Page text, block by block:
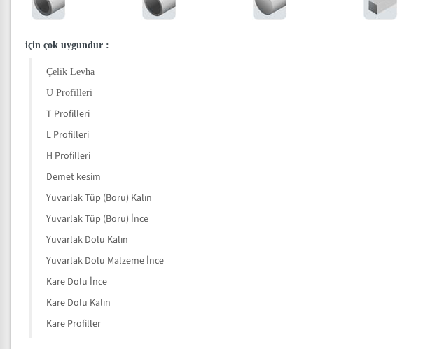
için çok uygundur :
Çelik Levha
U Profilleri
T Profilleri
L Profilleri
H Profilleri
Demet kesim
Yuvarlak Tüp (Boru) Kalın
Yuvarlak Tüp (Boru) İnce
Yuvarlak Dolu Kalın
Yuvarlak Dolu Malzeme İnce
Kare Dolu İnce
Kare Dolu Kalın
Kare Profiller